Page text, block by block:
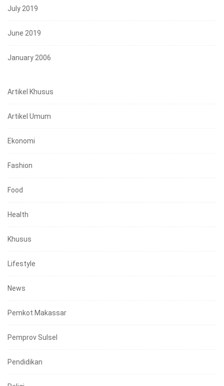
July 2019
June 2019
January 2006
Artikel Khusus
Artikel Umum
Ekonomi
Fashion
Food
Health
Khusus
Lifestyle
News
Pemkot Makassar
Pemprov Sulsel
Pendidikan